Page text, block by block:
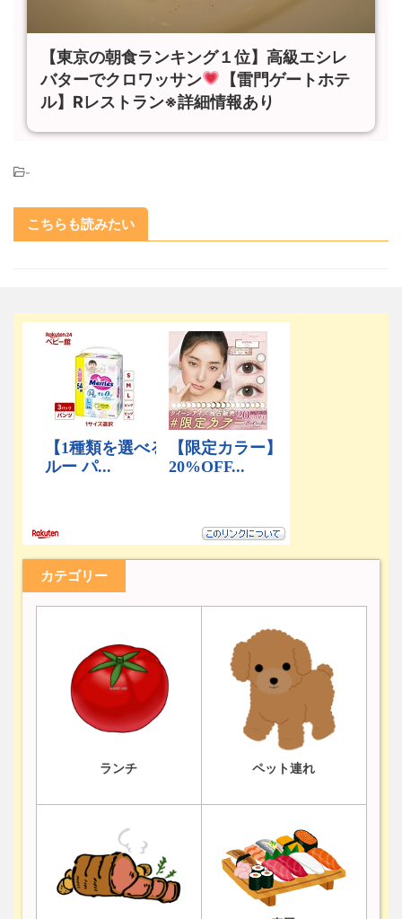
【東京の朝食ランキング１位】高級エシレ
バターでクロワッサン
【雷門ゲートホテ
ル】Rレストラン※詳細情報あり
-
こちらも読みたい
カテゴリー
ランチ ペット連れ